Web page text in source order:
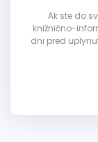
Ak ste do
knižnično-
dni pred